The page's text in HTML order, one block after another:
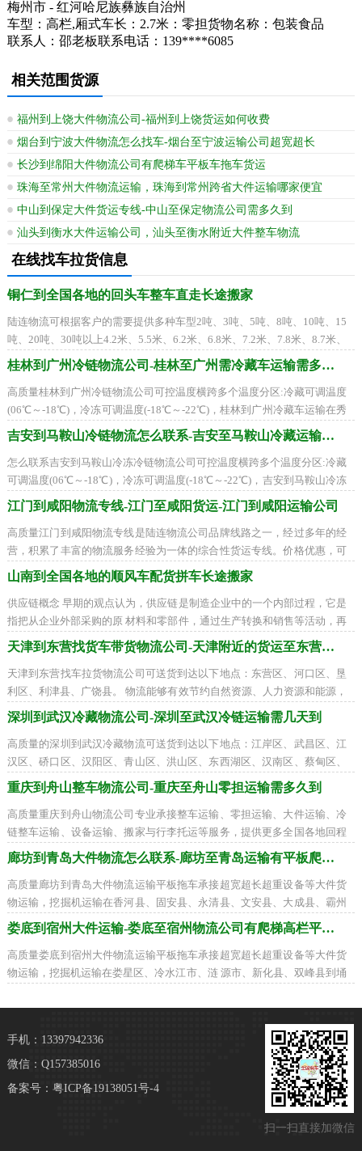
梅州市 - 红河哈尼族彝族自治州
车型：高栏,厢式车长：2.7米：零担货物名称：包装食品
联系人：邵老板联系电话：139****6085
相关范围货源
福州到上饶大件物流公司-福州到上饶货运如何收费
烟台到宁波大件物流怎么找车-烟台至宁波运输公司超宽超长
长沙到绵阳大件物流公司有爬梯车平板车拖车货运
珠海至常州大件物流运输，珠海到常州跨省大件运输哪家便宜
中山到保定大件货运专线-中山至保定物流公司需多久到
汕头到衡水大件运输公司，汕头至衡水附近大件整车物流
在线找车拉货信息
铜仁到全国各地的回头车整车直走长途搬家
陆连物流可根据客户的需要提供多种车型2吨、3吨、5吨、8吨、10吨、15
吨、20吨、30吨以上4.2米、5.5米、6.2米、6.8米、7.2米、7.8米、8.7米、
9.6米、12.5米、17.5米平板车、高栏车、箱式车、
桂林到广州冷链物流公司-桂林至广州需冷藏车运输需多久到
高质量桂林到广州冷链物流公司可控温度横跨多个温度分区:冷藏可调温度
(06℃～-18℃)，冷冻可调温度(-18℃～-22℃)，桂林到广州冷藏车运输在秀
峰区、叠彩区、象山区、七星区、雁山区
吉安到马鞍山冷链物流怎么联系-吉安至马鞍山冷藏运输公司
怎么联系吉安到马鞍山冷冻冷链物流公司可控温度横跨多个温度分区:冷藏
可调温度(06℃～-18℃)，冷冻可调温度(-18℃～-22℃)，吉安到马鞍山冷冻
冷藏车运输在吉州区、青原区、井冈山市
江门到咸阳物流专线-江门至咸阳货运-江门到咸阳运输公司
高质量江门到咸阳物流专线是陆连物流公司品牌线路之一，经过多年的经
营，积累了丰富的物流服务经验为一体的综合性货运专线。价格优惠，可
配送到以下地区：秦都区、杨陵区、渭
山南到全国各地的顺风车配货拼车长途搬家
供应链概念 早期的观点认为，供应链是制造企业中的一个内部过程，它是
指把从企业外部采购的原 材料和零部件，通过生产转换和销售等活动，再
传递到零售商和用户的一个过程。传
天津到东营找货车带货物流公司-天津附近的货运至东营需要多少天
天津到东营找车拉货物流公司可送货到达以下地点：东营区、河口区、垦
利区、利津县、广饶县。 物流能够有效节约自然资源、人力资源和能源，
同时也能够节约费用。物流的使命就是
深圳到武汉冷藏物流公司-深圳至武汉冷链运输需几天到
高质量的深圳到武汉冷藏物流可送货到达以下地点：江岸区、武昌区、江
汉区、硚口区、汉阳区、青山区、洪山区、东西湖区、汉南区、蔡甸区、
江夏区、黄陂区、新洲区、仙桃市、天
重庆到舟山整车物流公司-重庆至舟山零担运输需多久到
高质量重庆到舟山物流公司专业承接整车运输、零担运输、大件运输、冷
链整车运输、设备运输、搬家与行李托运等服务，提供更多全国各地回程
货车装货周边联系，全国联营打造一流
廊坊到青岛大件物流怎么联系-廊坊至青岛运输有平板爬梯车
高质量廊坊到青岛大件物流运输平板拖车承接超宽超长超重设备等大件货
物运输，挖掘机运输在香河县、固安县、永清县、文安县、大成县、霸州
市、三河市到市南区、市北区、李沧区
娄底到宿州大件运输-娄底至宿州物流公司有爬梯高栏平板车
高质量娄底到宿州大件物流运输平板拖车承接超宽超长超重设备等大件货
物运输，挖掘机运输在娄星区、冷水江市、涟 源市、新化县、双峰县到埇
扫一扫直接加微信
手机：13397942336
微信：Q157385016
备案号： 粤ICP备19138051号-4